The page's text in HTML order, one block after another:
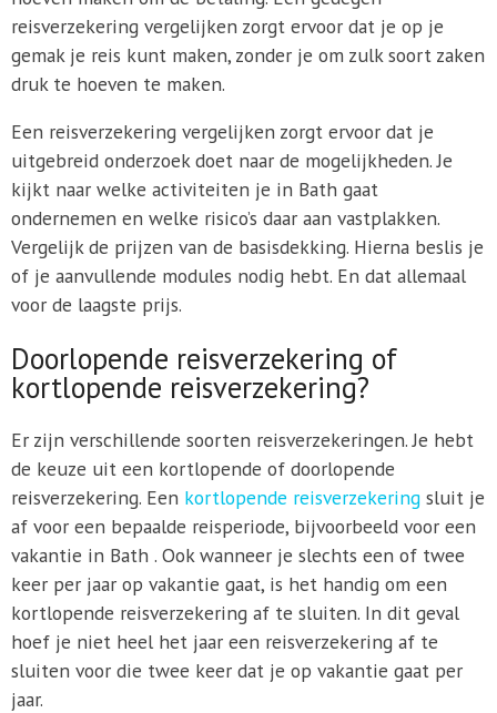
reisverzekering vergelijken zorgt ervoor dat je op je
gemak je reis kunt maken, zonder je om zulk soort zaken
druk te hoeven te maken.
Een reisverzekering vergelijken zorgt ervoor dat je
uitgebreid onderzoek doet naar de mogelijkheden. Je
kijkt naar welke activiteiten je in Bath gaat
ondernemen en welke risico’s daar aan vastplakken.
Vergelijk de prijzen van de basisdekking. Hierna beslis je
of je aanvullende modules nodig hebt. En dat allemaal
voor de laagste prijs.
Doorlopende reisverzekering of
kortlopende reisverzekering?
Er zijn verschillende soorten reisverzekeringen. Je hebt
de keuze uit een kortlopende of doorlopende
reisverzekering. Een kortlopende reisverzekeringsluit je
af voor een bepaalde reisperiode, bijvoorbeeld voor een
vakantie in Bath . Ook wanneer je slechts een of twee
keer per jaar op vakantie gaat, is het handig om een
kortlopende reisverzekering af te sluiten. In dit geval
hoef je niet heel het jaar een reisverzekering af te
sluiten voor die twee keer dat je op vakantie gaat per
jaar.